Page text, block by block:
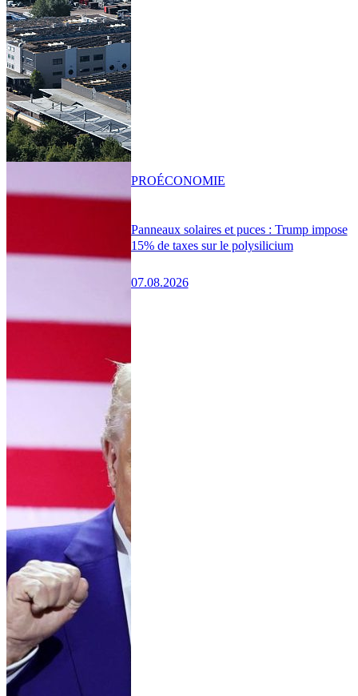
Panneaux solaires et puces : Trump impose
15% de taxes sur le polysilicium
07.08.2026
PROÉCONOMIE